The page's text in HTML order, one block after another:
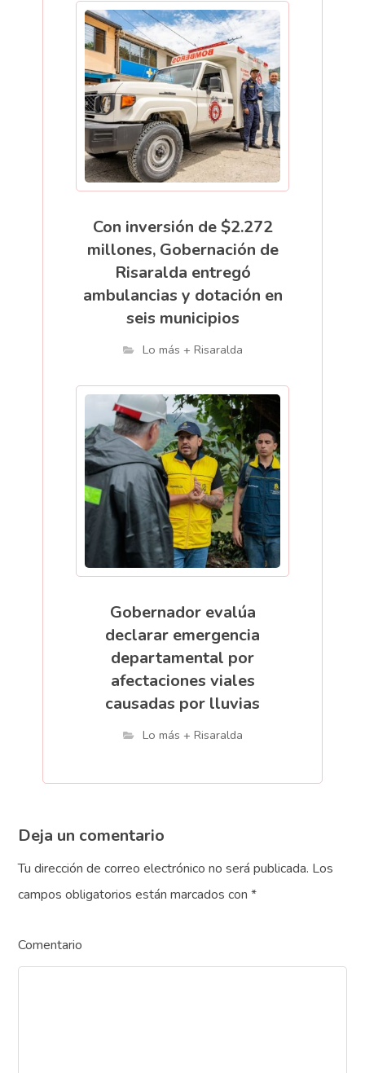
Con inversión de $2.272
millones, Gobernación de
Risaralda entregó
ambulancias y dotación en
seis municipios
Lo más + Risaralda
Gobernador evalúa
declarar emergencia
departamental por
afectaciones viales
causadas por lluvias
Lo más + Risaralda
Deja un comentario
Tu dirección de correo electrónico no será publicada. Los
campos obligatorios están marcados con*
Comentario